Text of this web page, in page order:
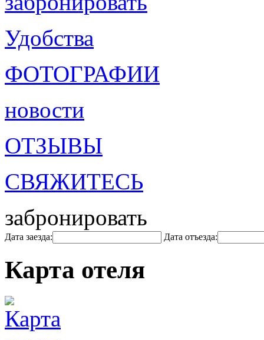
Удобства
ФОТОГРАФИИ
новости
ОТЗЫВЫ
СВЯЖИТЕСЬ
забронировать
Дата заезда: Дата отъезда:
Карта отеля